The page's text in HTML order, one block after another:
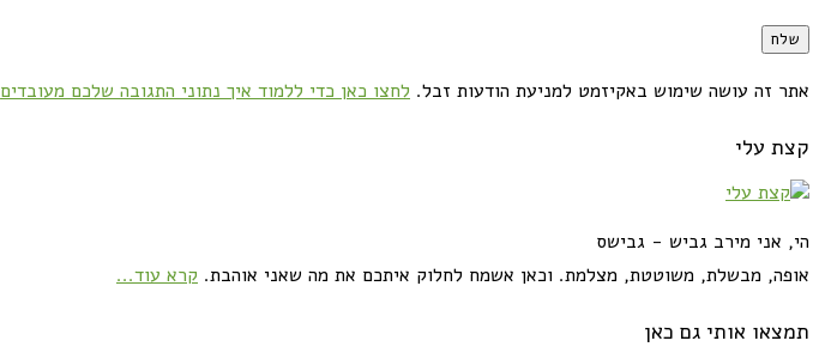
אתר זה עושה שימוש באקיזמט למניעת הודעות זבל. לחצו כאן כדי ללמוד איך נתוני התגובה שלכם מעובדים
קצת עלי
הי, אני מירב גביש - גבישס
אופה, מבשלת, משוטטת, מצלמת. וכאן אשמח לחלוק איתכם את מה שאני אוהבת. קרא עוד...
תמצאו אותי גם כאן